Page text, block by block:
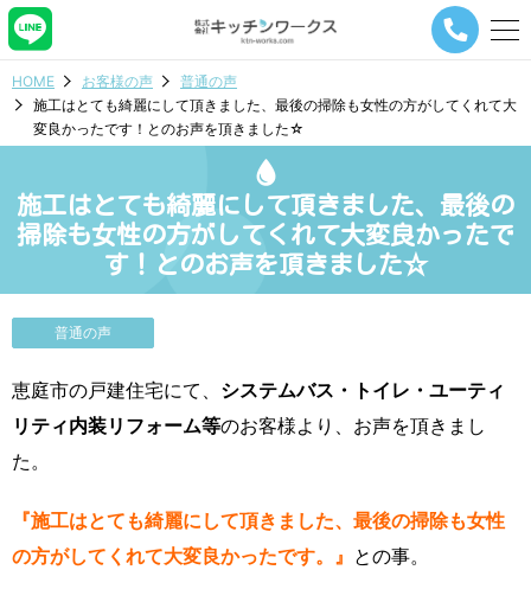
メ
ー
ビ
シ
ョ
ン
タ
HOME お客様の声
普通の声
施工はとても綺麗にして頂きました、最後の掃除も女性の方がしてくれて大
変良かったです！とのお声を頂きました☆
施工はとても綺麗にして頂きました、最後の
掃除も女性の方がしてくれて大変良かったで
す！とのお声を頂きました☆
普通の声
恵庭市の戸建住宅にて、 システムバス・トイレ・ユーティ
リティ内装リフォーム等のお客様より、お声を頂きまし
た。
『施工はとても綺麗にして頂きました、最後の掃除も女性
の方がしてくれて大変良かったです。』 との事。